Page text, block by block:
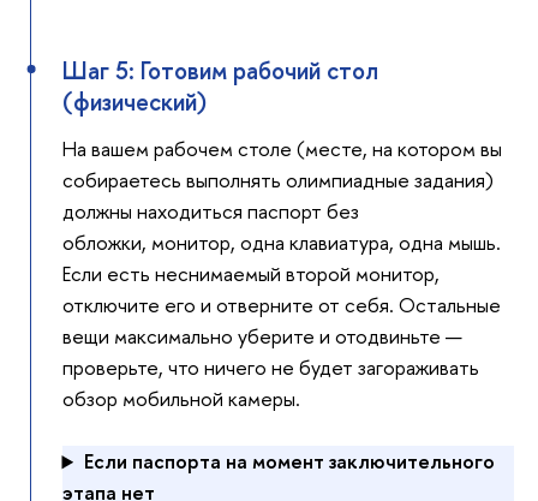
Шаг 5: Готовим рабочий стол
(физический)
На вашем рабочем столе (месте, на котором вы
собираетесь выполнять олимпиадные задания)
должны находиться паспорт без
обложки, монитор, одна клавиатура, одна мышь.
Если есть неснимаемый второй монитор,
отключите его и отверните от себя. Остальные
вещи максимально уберите и отодвиньте —
проверьте, что ничего не будет загораживать
обзор мобильной камеры.
Если паспорта на момент заключительного
этапа нет